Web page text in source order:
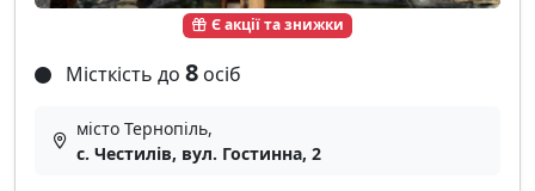
Є акції та знижки
Місткість до 8 осіб
місто Тернопіль,
с. Честилів, вул. Гостинна, 2